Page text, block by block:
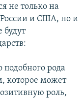
не только на
и США, но и
будут
подобного рода
которое может
роль,